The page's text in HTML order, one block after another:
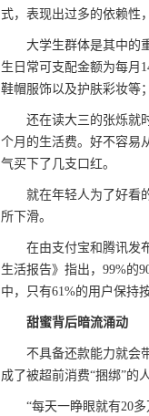
式，表现出过多的依赖性
大学生群体是其中的重
生日常可支配金额为每月
鞋帽服饰以及护肤彩妆等
还在读大三的张烁就时
个月的生活费。好不容易
气买下了几支口红。
就在年轻人为了好看的
所下滑。
在由支付宝和腾讯发布
生活报告》指出，99%的
中，只有61%的用户保持
甜蜜背后暗流涌动
不具备还款能力就会带
成了被超前消费“捆绑”的
“每天一睁眼就有20多